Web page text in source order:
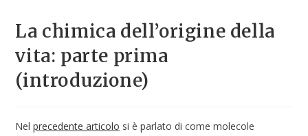
La chimica dell’origine della
vita: parte prima
(introduzione)
Nelprecedente articolo si è parlato di come molecole